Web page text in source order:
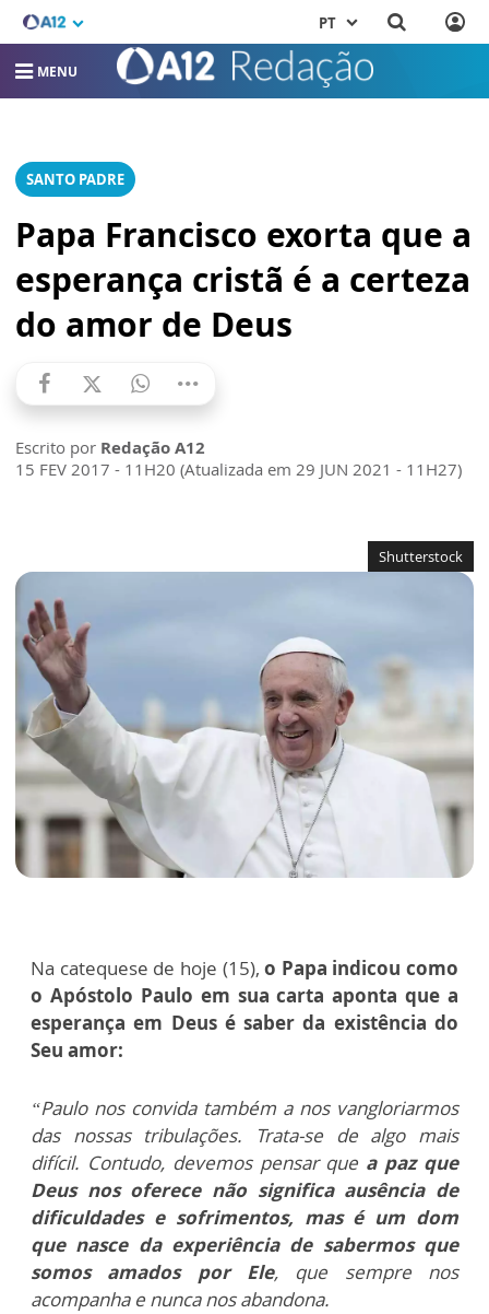
PT
MENU
SANTO PADRE
Papa Francisco exorta que a
esperança cristã é a certeza
do amor de Deus
Escrito por Redação A12
15 FEV 2017 - 11H20 (Atualizada em 29 JUN 2021 - 11H27)
Shutterstock
Na catequese de hoje (15),o Papa indicou como
o Apóstolo Paulo em sua carta aponta que a
esperança em Deus é saber da existência do
Seu amor:
“Paulo nos convida também a nos vangloriarmos
das nossas tribulações. Trata-se de algo mais
difícil. Contudo, devemos pensar que a paz que
Deus nos oferece não significa ausência de
dificuldades e sofrimentos, mas é um dom
que nasce da experiência de sabermos que
somos amados por Ele, que sempre nos
acompanha e nunca nos abandona.